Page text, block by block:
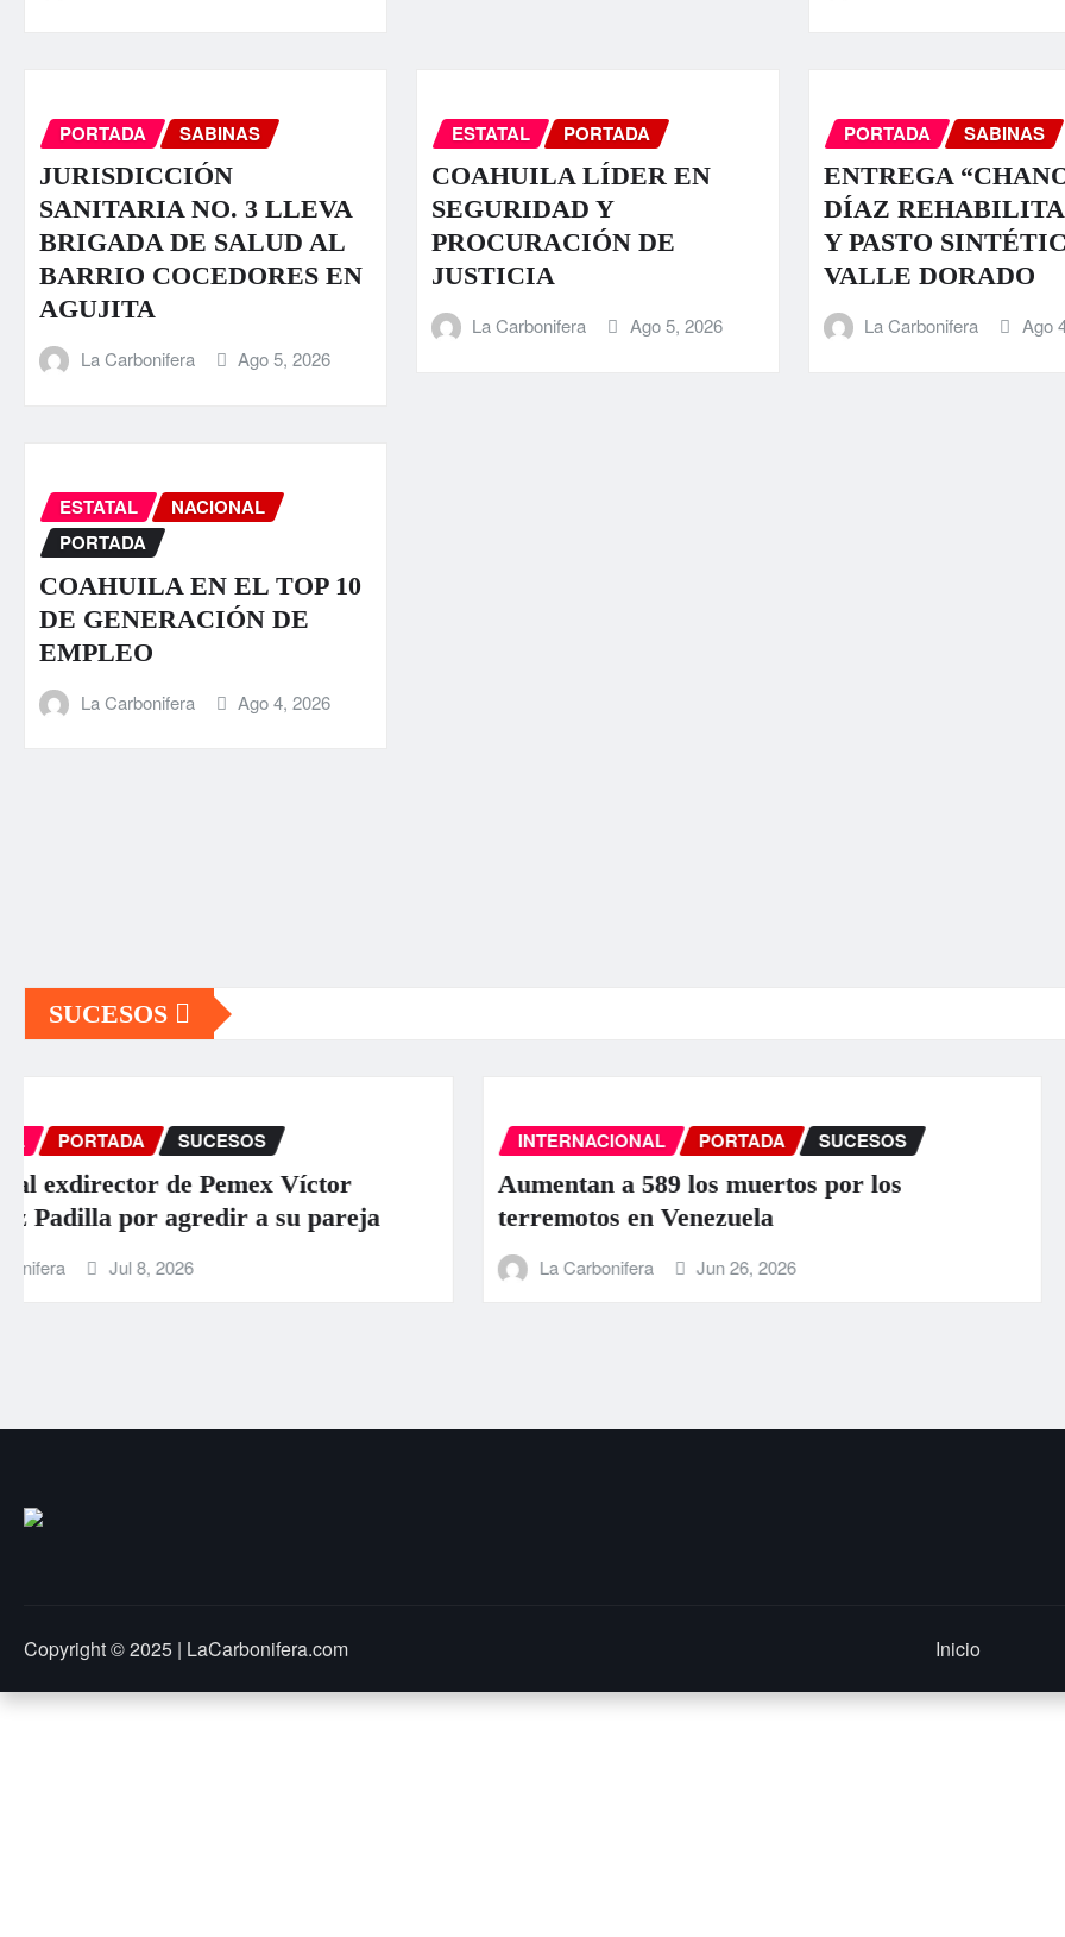
PORTADA SABINAS
JURISDICCIÓN
SANITARIA NO. 3 LLEVA
BRIGADA DE SALUD AL
BARRIO COCEDORES EN
AGUJITA
La Carbonifera Ago 5, 2026
ESTATAL PORTADA
COAHUILA LÍDER EN
SEGURIDAD Y
PROCURACIÓN DE
JUSTICIA
La Carbonifera Ago 5, 2026
PORTADA SABINAS
ENTREGA
DÍAZ
Y PASTO
VALLE DORADO
La Carbonifera Ago
ESTATAL
NACIONAL
PORTADA
COAHUILA EN EL TOP 10
DE GENERACIÓN DE
EMPLEO
La Carbonifera Ago 4, 2026
SUCESOS
INTERNACIONAL PORTADA
Aumentan a 589 los muertos por los
terremotos en Venezuela
La Carbonifera
INTERNACIONAL PORTADA
EEUU anuncia una ayuda de 130
para Venezuela tras el doble terremoto
La Carbonifera
Copyright © 2025 | LaCarbonifera.com Inicio